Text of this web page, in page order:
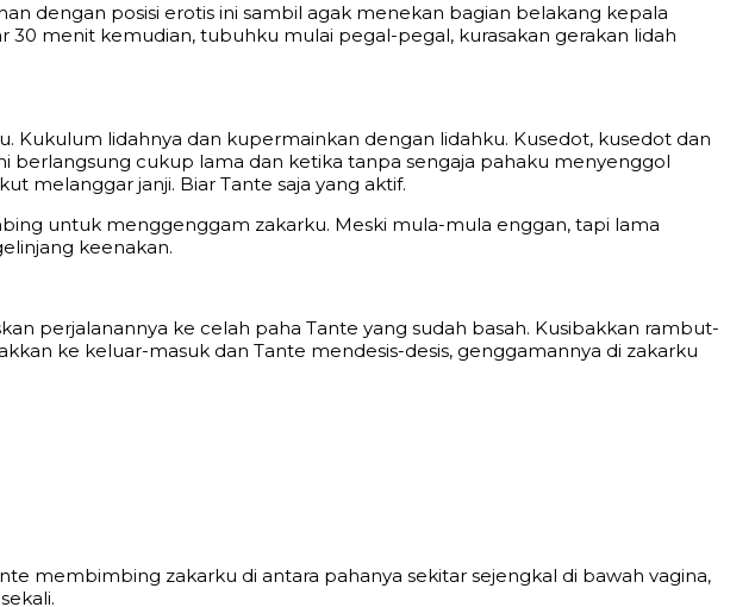
dengan posisi erotis ini sambil agak menekan bagian belakang kepala
30 menit kemudian, tubuhku mulai pegal-pegal, kurasakan gerakan lidah
lidahnya dan kupermainkan dengan lidahku. Kusedot, kusedot dan
berlangsung cukup lama dan ketika tanpa sengaja pahaku menyenggol
melanggar janji. Biar Tante saja yang aktif.
untuk menggenggam zakarku. Meski mula-mula enggan, tapi lama
keenakan.
perjalanannya ke celah paha Tante yang sudah basah. Kusibakkan rambut-
ke keluar-masuk dan Tante mendesis-desis, genggamannya di zakarku
membimbing zakarku di antara pahanya sekitar sejengkal di bawah vagina,